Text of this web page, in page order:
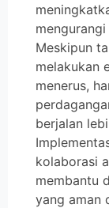
Meskipun
melakukan
menerus,
berjalan
kolaborasi
membantu
yang aman